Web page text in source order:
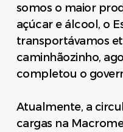
somos o maior
açúcar e álcool, o
transportávamos
caminhãozinho,
completou o
Atualmente, a
cargas na